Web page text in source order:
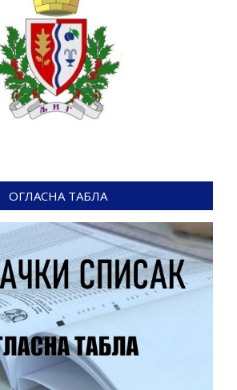
ОГЛАСНА ТАБЛА